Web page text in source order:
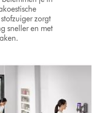
zorgt
sneller en met